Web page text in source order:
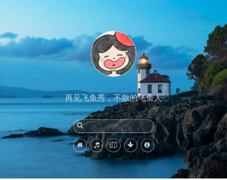
再见飞鱼秀，不散的飞鱼人